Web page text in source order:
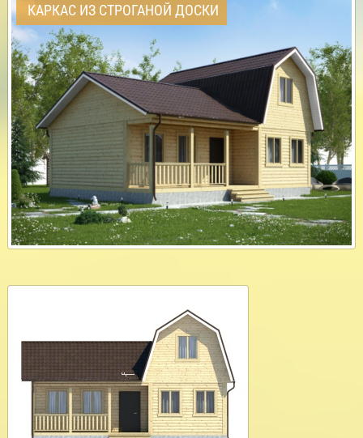
КАРКАС ИЗ СТРОГАНОЙ ДОСКИ